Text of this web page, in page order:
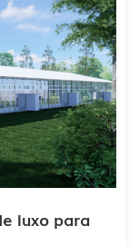
luxo para